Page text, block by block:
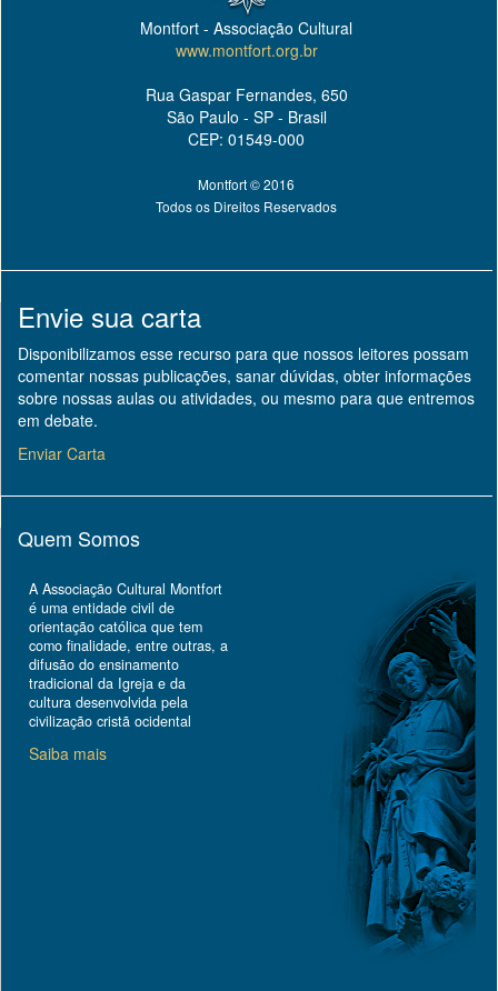
Montfort - Associação Cultural
www.montfort.org.br
Rua Gaspar Fernandes, 650
São Paulo - SP - Brasil
CEP: 01549-000
Montfort © 2016
Todos os Direitos Reservados
Envie sua carta
Disponibilizamos esse recurso para que nossos leitores possam
comentar nossas publicações, sanar dúvidas, obter informações
sobre nossas aulas ou atividades, ou mesmo para que entremos
em debate.
Enviar Carta
Quem Somos
A Associação Cultural Montfort
é uma entidade civil de
orientação católica que tem
como finalidade, entre outras, a
difusão do ensinamento
tradicional da Igreja e da
cultura desenvolvida pela
civilização cristã ocidental
Saiba mais